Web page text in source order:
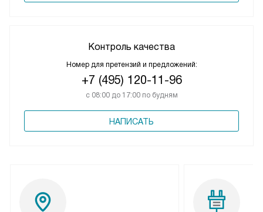
Контроль качества
Номер для претензий и предложений:
+7 (495) 120-11-96
с 08:00 до 17:00 по будням
НАПИСАТЬ